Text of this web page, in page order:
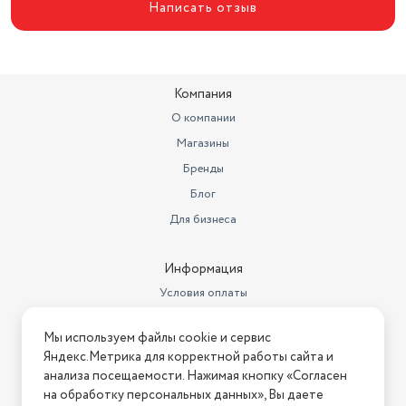
Длина товара в упаковке, в
метрах
0.3
Высота товара в упаковке, в
3.6
Написать отзыв
Компания
О компании
Магазины
Бренды
Блог
Для бизнеса
Информация
Условия оплаты
Условия возврата
Нашли ошибку на сайте? Напишите нам
Мы используем файлы cookie и сервис
Яндекс.Метрика для корректной работы сайта и
анализа посещаемости. Нажимая кнопку «Согласен
на обработку персональных данных», Вы даете